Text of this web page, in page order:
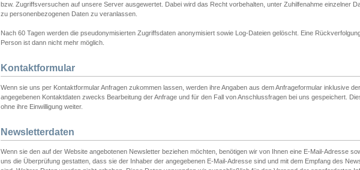
bzw. Zugriffsversuchen auf unsere Server ausgewertet. Dabei wird das Recht vorbehalten, unter Zuhilfenahme einzelner
zu personenbezogenen Daten zu veranlassen.
Nach 60 Tagen werden die pseudonymisierten Zugriffsdaten anonymisiert sowie Log-Dateien gelöscht. Eine
Person ist dann nicht mehr möglich.
Kontaktformular
Wenn sie uns per Kontaktformular Anfragen zukommen lassen, werden ihre Angaben aus dem Anfrageformular inklusive
angegebenen Kontaktdaten zwecks Bearbeitung der Anfrage und für den Fall von Anschlussfragen bei uns gespeichert.
ohne ihre Einwilligung weiter.
Newsletterdaten
Wenn sie den auf der Website angebotenen Newsletter beziehen möchten, benötigen wir von Ihnen eine E-Mail-Adresse
uns die Überprüfung gestatten, dass sie der Inhaber der angegebenen E-Mail-Adresse sind und mit dem Empfang des